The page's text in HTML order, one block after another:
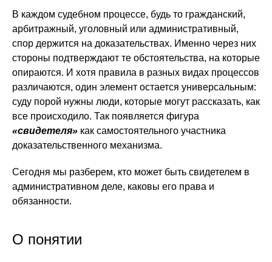
В каждом судебном процессе, будь то гражданский,
арбитражный, уголовный или административный,
спор держится на доказательствах. Именно через них
стороны подтверждают те обстоятельства, на которые
опираются. И хотя правила в разных видах процессов
различаются, один элемент остается универсальным:
суду порой нужны люди, которые могут рассказать, как
все происходило. Так появляется фигура
«свидетеля» как самостоятельного участника
доказательственного механизма.
Сегодня мы разберем, кто может быть свидетелем в
административном деле, каковы его права и
обязанности.
О понятии